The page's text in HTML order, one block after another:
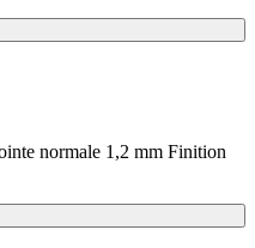
normale 1,2 mm Finition